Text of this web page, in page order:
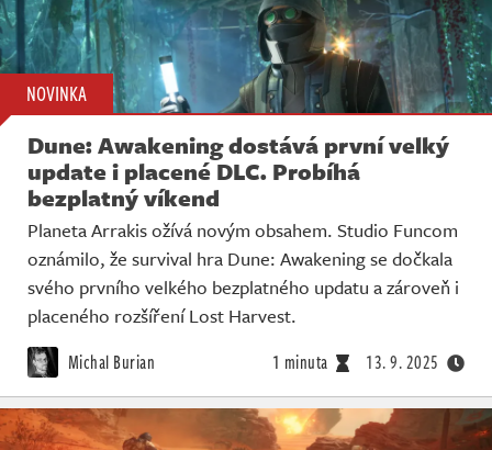
NOVINKA
Dune: Awakening dostává první velký
update i placené DLC. Probíhá
bezplatný víkend
Planeta Arrakis ožívá novým obsahem. Studio Funcom
oznámilo, že survival hra Dune: Awakening se dočkala
svého prvního velkého bezplatného updatu a zároveň i
placeného rozšíření Lost Harvest.
Michal Burian 1 minuta 13. 9. 2025